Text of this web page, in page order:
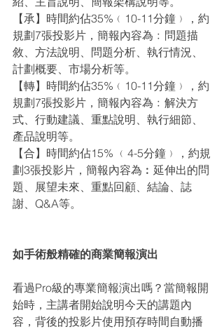
【承】時間約佔35%﹙10-11分鐘﹚，約
規劃7張投影片，簡報內容為﹕問題描
敘、方法說明、問題分析、執行情況、
計劃概要、市場分析等。
【轉】時間約佔35%﹙10-11分鐘﹚，約
規劃7張投影片，簡報內容為﹕解決方
式、行動建議、重點說明、執行細節、
產品說明等。
【合】時間約佔15% ﹙4-5分鐘﹚，約規
劃3張投影片，簡報內容為︰延伸出的問
題、展望未來、重點回顧、結論、誌
謝、Q&A等。
如手術般精確的商業簡報演出
看過Pro級的專業簡報演出嗎？當簡報開
始時，主講者開始說明今天的講題內
容，背後的投影片使用預存時間自動播